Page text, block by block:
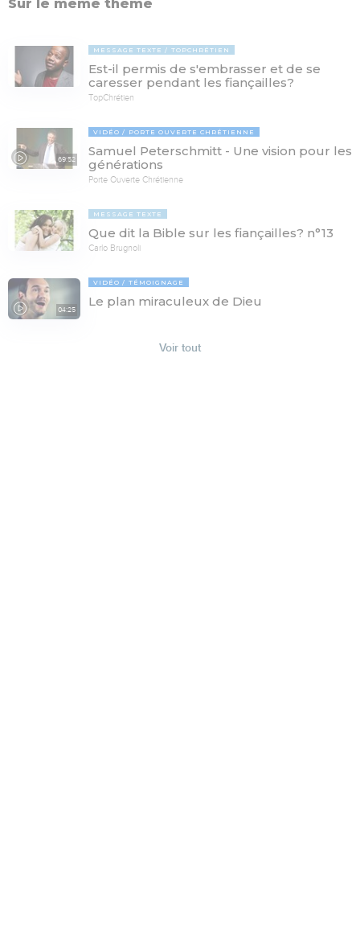
Sur le même thème
MESSAGE TEXTE TOPCHRÉTIEN
Est-il permis de s'embrasser et de se
caresser pendant les fiançailles?
TopChrétien
69:52
VIDÉO PORTE OUVERTE CHRÉTIENNE
Samuel Peterschmitt - Une vision pour les
générations
Porte Ouverte Chrétienne
MESSAGE TEXTE
Que dit la Bible sur les fiançailles? n°13
Carlo Brugnoli
04:25
VIDÉO TÉMOIGNAGE
Le plan miraculeux de Dieu
Voir tout